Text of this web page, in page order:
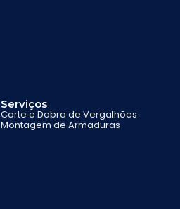
Serviços
Corte e Dobra de Vergalhões
Montagem de Armaduras